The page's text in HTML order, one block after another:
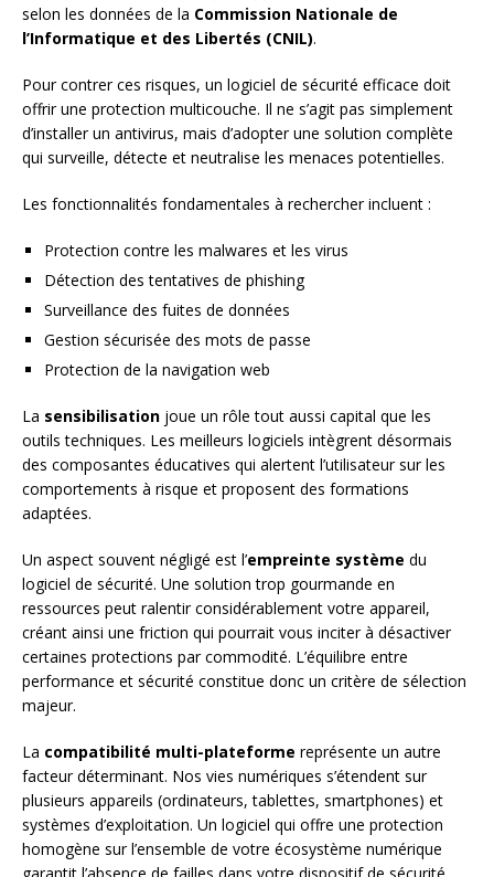
selon les données de la Commission Nationale de
l’Informatique et des Libertés (CNIL).
Pour contrer ces risques, un logiciel de sécurité efficace doit
offrir une protection multicouche. Il ne s’agit pas simplement
d’installer un antivirus, mais d’adopter une solution complète
qui surveille, détecte et neutralise les menaces potentielles.
Les fonctionnalités fondamentales à rechercher incluent :
Protection contre les malwares et les virus
Détection des tentatives de phishing
Surveillance des fuites de données
Gestion sécurisée des mots de passe
Protection de la navigation web
La sensibilisation joue un rôle tout aussi capital que les
outils techniques. Les meilleurs logiciels intègrent désormais
des composantes éducatives qui alertent l’utilisateur sur les
comportements à risque et proposent des formations
adaptées.
Un aspect souvent négligé est l’empreinte système du
logiciel de sécurité. Une solution trop gourmande en
ressources peut ralentir considérablement votre appareil,
créant ainsi une friction qui pourrait vous inciter à désactiver
certaines protections par commodité. L’équilibre entre
performance et sécurité constitue donc un critère de sélection
majeur.
La compatibilité multi-plateforme représente un autre
facteur déterminant. Nos vies numériques s’étendent sur
plusieurs appareils (ordinateurs, tablettes, smartphones) et
systèmes d’exploitation. Un logiciel qui offre une protection
homogène sur l’ensemble de votre écosystème numérique